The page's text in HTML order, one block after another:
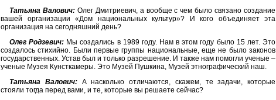
Татьяна Валович:Олег Дмитриевич, а вообще с чем было связано создание
вашей организации «Дом национальных культур»? И кого объединяет эта
организация на сегодняшний день?
Олег Родзевич: Мы создались в 1989 году. Нам в этом году было 15 лет. Это
создалось стихийно. Были первые группы национальные, еще не было законов
государственных. Устав был и только разрешение. И также нам помогли ученые –
ученые Музея Кунсткамеры. Это Музей Пушкина, Музей этнографический наш.
Татьяна Валович:А насколько отличаются, скажем, те задачи, которые
стояли тогда перед вами, и те, которые вы решаете сейчас?